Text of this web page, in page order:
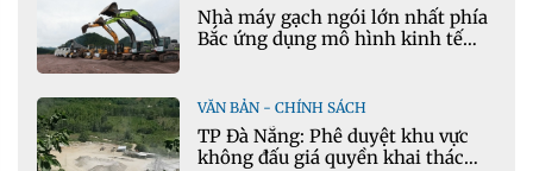
Nhà máy gạch ngói lớn nhất phía
Bắc ứng dụng mô hình kinh tế
VĂN BẢN - CHÍNH SÁCH
TP Đà Nẵng: Phê duyệt khu vực
không đấu giá quyền khai thác